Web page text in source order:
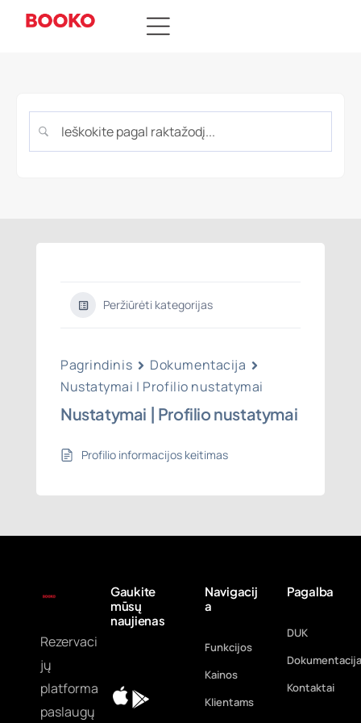
Peržiūrėti kategorijas
Pagrindinis
Dokumentacija
Nustatymai | Profilio nustatymai
Nustatymai | Profilio nustatymai
Profilio informacijos keitimas
Rezervaci
jų
platforma
paslaugų
Navigacij
a
Funkcijos
Kainos
Klientams
Pagalba
DUK
Dokumentacija
Kontaktai
Gaukite
mūsų
naujienas